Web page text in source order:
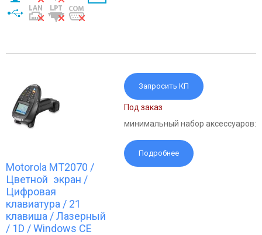
Запросить КП
Под заказ
минимальный набор аксессуаров:
Подробнее
Motorola MT2070 /
Цветной экран /
Цифровая
клавиатура / 21
клавиша / Лазерный
/ 1D / Windows CE